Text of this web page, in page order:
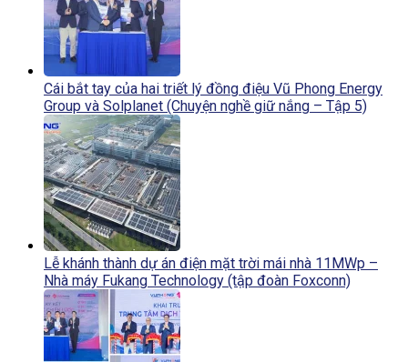
Cái bắt tay của hai triết lý đồng điệu Vũ Phong Energy
Group và Solplanet (Chuyện nghề giữ nắng – Tập 5)
Lễ khánh thành dự án điện mặt trời mái nhà 11MWp –
Nhà máy Fukang Technology (tập đoàn Foxconn)